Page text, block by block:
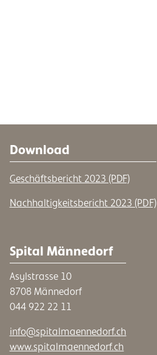
Download
Geschäftsbericht 2023 (PDF)
Nachhaltigkeitsbericht 2023 (PDF)
Spital Männedorf
Asylstrasse 10
8708 Männedorf
044 922 22 11
info@spitalmaennedorf.ch
www.spitalmaennedorf.ch